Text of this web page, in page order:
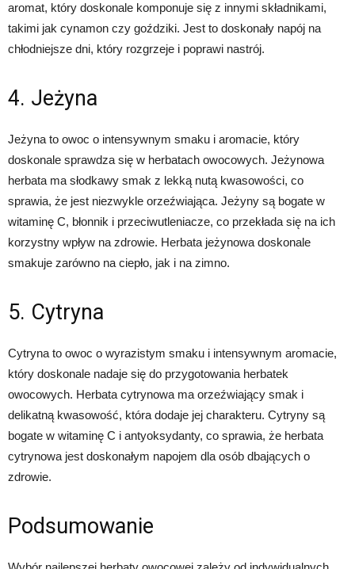
aromat, który doskonale komponuje się z innymi składnikami,
takimi jak cynamon czy goździki. Jest to doskonały napój na
chłodniejsze dni, który rozgrzeje i poprawi nastrój.
4. Jeżyna
Jeżyna to owoc o intensywnym smaku i aromacie, który
doskonale sprawdza się w herbatach owocowych. Jeżynowa
herbata ma słodkawy smak z lekką nutą kwasowości, co
sprawia, że jest niezwykle orzeźwiająca. Jeżyny są bogate w
witaminę C, błonnik i przeciwutleniacze, co przekłada się na ich
korzystny wpływ na zdrowie. Herbata jeżynowa doskonale
smakuje zarówno na ciepło, jak i na zimno.
5. Cytryna
Cytryna to owoc o wyrazistym smaku i intensywnym aromacie,
który doskonale nadaje się do przygotowania herbatek
owocowych. Herbata cytrynowa ma orzeźwiający smak i
delikatną kwasowość, która dodaje jej charakteru. Cytryny są
bogate w witaminę C i antyoksydanty, co sprawia, że herbata
cytrynowa jest doskonałym napojem dla osób dbających o
zdrowie.
Podsumowanie